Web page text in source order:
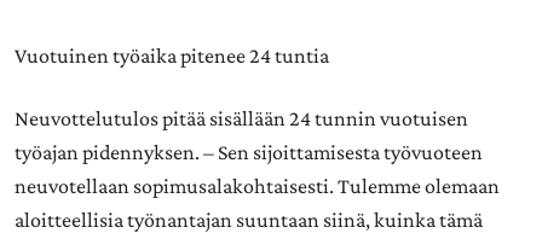
Vuotuinen työaika pitenee 24 tuntia
Neuvottelutulos pitää sisällään 24 tunnin vuotuisen
työajan pidennyksen. – Sen sijoittamisesta työvuoteen
neuvotellaan sopimusalakohtaisesti. Tulemme olemaan
aloitteellisia työnantajan suuntaan siinä, kuinka tämä